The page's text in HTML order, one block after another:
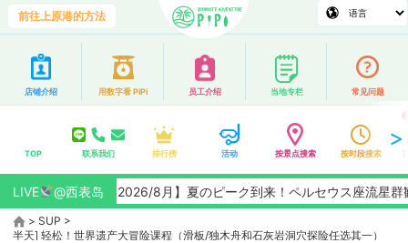
前往上原港的方法
店铺介绍 用数字看 PiPi 员工介绍 当地专栏 常见问题
TOP 联系我们 排行榜 活动 按景点搜索 按时段搜索
LIVE @西表岛
【2026/8月】夏のピーク到来！ペルセウス座流星群観測チ
> SUP >
半天] 轻松！世界遗产大冒险课程（滑板/独木舟和石灰岩洞穴探险任选其一）